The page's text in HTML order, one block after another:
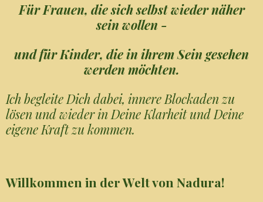
Für Frauen, die sich selbst wieder näher
sein wollen -
und für Kinder, die in ihrem Sein gesehen
werden möchten.
Ich begleite Dich dabei, innere Blockaden zu
lösen und wieder in Deine Klarheit und Deine
eigene Kraft zu kommen.
Willkommen in der Welt von Nadura!